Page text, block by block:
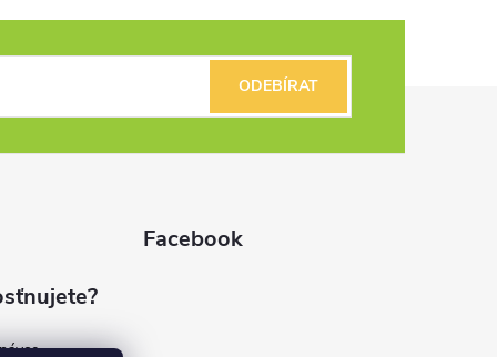
ODEBÍRAT
Facebook